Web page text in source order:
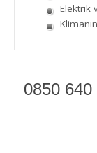
Elektrik
0850 640